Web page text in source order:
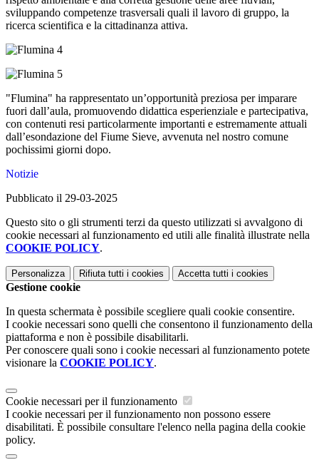
sviluppando competenze trasversali quali il lavoro di gruppo, la
ricerca scientifica e la cittadinanza attiva.
"Flumina" ha rappresentato un’opportunità preziosa per imparare
fuori dall’aula, promuovendo didattica esperienziale e partecipativa,
con contenuti resi particolarmente importanti e estremamente attuali
dall’esondazione del Fiume Sieve, avvenuta nel nostro comune
pochissimi giorni dopo.
Notizie
Pubblicato il 29-03-2025
Questo sito o gli strumenti terzi da questo utilizzati si avvalgono di
cookie necessari al funzionamento ed utili alle finalità illustrate nella
COOKIE POLICY.
Personalizza Rifiuta tutti i cookies Accetta tutti i cookies
Gestione cookie
In questa schermata è possibile scegliere quali cookie consentire.
I cookie necessari sono quelli che consentono il funzionamento della
piattaforma e non è possibile disabilitarli.
Per conoscere quali sono i cookie necessari al funzionamento potete
visionare la COOKIE POLICY.
Cookie necessari per il funzionamento
I cookie necessari per il funzionamento non possono essere
disabilitati. È possibile consultare l'elenco nella pagina della cookie
policy.